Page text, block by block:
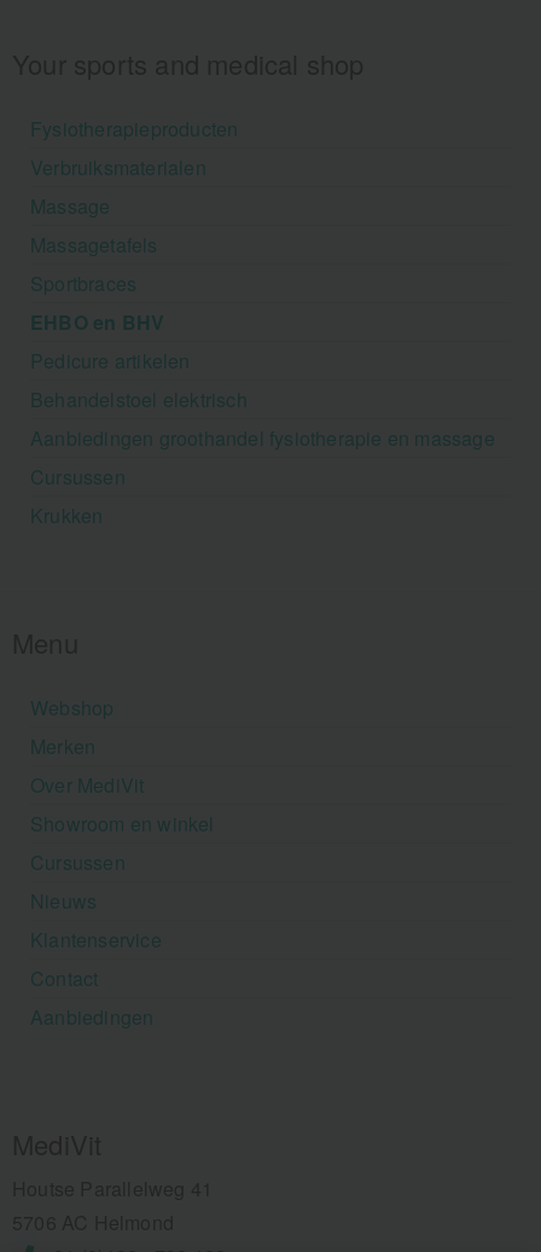
Fysiotherapieproducten
Verbruiksmaterialen
Massage
Massagetafels
Sportbraces
EHBO en BHV
Pedicure artikelen
Behandelstoel elektrisch
Aanbiedingen groothandel fysiotherapie en massage
Cursussen
Krukken
Webshop
Merken
Over MediVit
Showroom en winkel
Cursussen
Nieuws
Klantenservice
Contact
Aanbiedingen